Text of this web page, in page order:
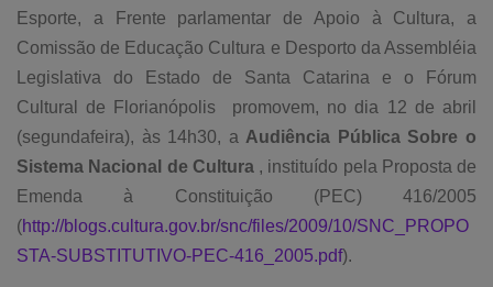
Esporte, a Frente parlamentar de Apoio à Cultura, a
Comissão de Educação Cultura e Desporto da Assembléia
Legislativa do Estado de Santa Catarina e o Fórum
Cultural de Florianópolis promovem, no dia 12 de abril
(segundafeira), às 14h30, a Audiência Pública Sobre o
Sistema Nacional de Cultura , instituído pela Proposta de
Emenda à Constituição (PEC) 416/2005
(http://blogs.cultura.gov.br/snc/files/2009/10/SNC_PROPO
STA-SUBSTITUTIVO-PEC-416_2005.pdf).